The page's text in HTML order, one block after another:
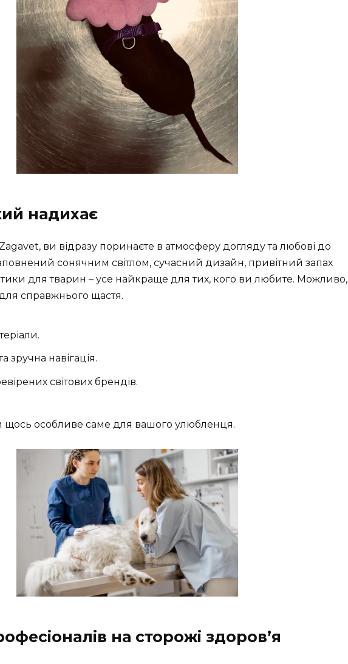
надихає
ви відразу поринаєте в атмосферу догляду та любові до
сонячним світлом, сучасний дизайн, привітний запах
для тварин – усе найкраще для тих, кого ви любите. Можливо,
справжнього щастя.
зручна навігація.
світових брендів.
щось особливе саме для вашого улюбленця.
на сторожі здоров’я